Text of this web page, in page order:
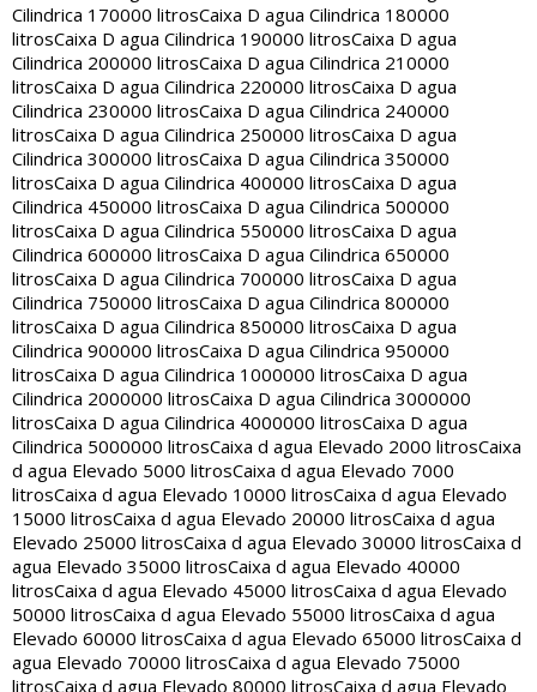
Cilindrica 170000 litrosCaixa D agua Cilindrica 180000
litrosCaixa D agua Cilindrica 190000 litrosCaixa D agua
Cilindrica 200000 litrosCaixa D agua Cilindrica 210000
litrosCaixa D agua Cilindrica 220000 litrosCaixa D agua
Cilindrica 230000 litrosCaixa D agua Cilindrica 240000
litrosCaixa D agua Cilindrica 250000 litrosCaixa D agua
Cilindrica 300000 litrosCaixa D agua Cilindrica 350000
litrosCaixa D agua Cilindrica 400000 litrosCaixa D agua
Cilindrica 450000 litrosCaixa D agua Cilindrica 500000
litrosCaixa D agua Cilindrica 550000 litrosCaixa D agua
Cilindrica 600000 litrosCaixa D agua Cilindrica 650000
litrosCaixa D agua Cilindrica 700000 litrosCaixa D agua
Cilindrica 750000 litrosCaixa D agua Cilindrica 800000
litrosCaixa D agua Cilindrica 850000 litrosCaixa D agua
Cilindrica 900000 litrosCaixa D agua Cilindrica 950000
litrosCaixa D agua Cilindrica 1000000 litrosCaixa D agua
Cilindrica 2000000 litrosCaixa D agua Cilindrica 3000000
litrosCaixa D agua Cilindrica 4000000 litrosCaixa D agua
Cilindrica 5000000 litrosCaixa d agua Elevado 2000 litrosCaixa
d agua Elevado 5000 litrosCaixa d agua Elevado 7000
litrosCaixa d agua Elevado 10000 litrosCaixa d agua Elevado
15000 litrosCaixa d agua Elevado 20000 litrosCaixa d agua
Elevado 25000 litrosCaixa d agua Elevado 30000 litrosCaixa d
agua Elevado 35000 litrosCaixa d agua Elevado 40000
litrosCaixa d agua Elevado 45000 litrosCaixa d agua Elevado
50000 litrosCaixa d agua Elevado 55000 litrosCaixa d agua
Elevado 60000 litrosCaixa d agua Elevado 65000 litrosCaixa d
agua Elevado 70000 litrosCaixa d agua Elevado 75000
litrosCaixa d agua Elevado 80000 litrosCaixa d agua Elevado